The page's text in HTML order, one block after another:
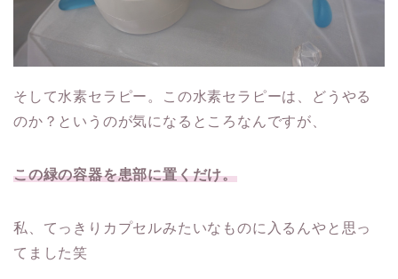
そして水素セラピー。この水素セラピーは、どうやる
のか？というのが気になるところなんですが、
この緑の容器を患部に置くだけ。
私、てっきりカプセルみたいなものに入るんやと思っ
てました笑